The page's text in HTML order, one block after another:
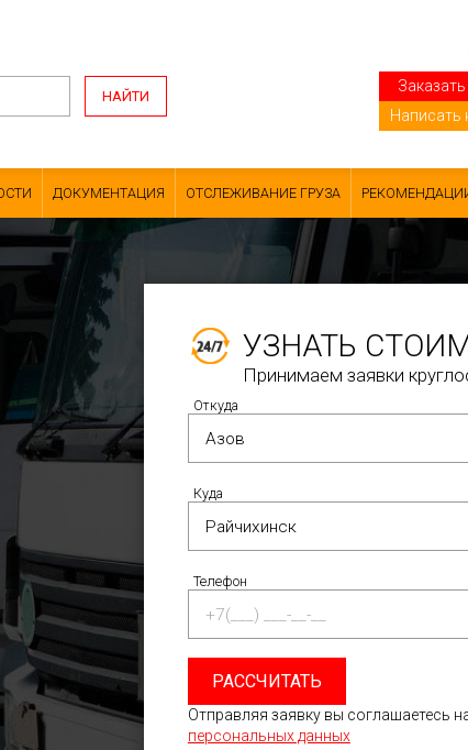
НАЙТИ
Написать
ДОКУМЕНТАЦИЯ ОТСЛЕЖИВАНИЕ ГРУЗА
УЗНАТЬ
Принимаем заявки
Откуда
Куда
Телефон
РАССЧИТАТЬ
Отправляя заявку вы соглашаетесь
персональных данных